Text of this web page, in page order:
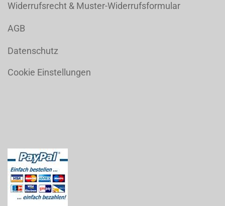
Widerrufsrecht & Muster-Widerrufsformular
AGB
Datenschutz
Cookie Einstellungen